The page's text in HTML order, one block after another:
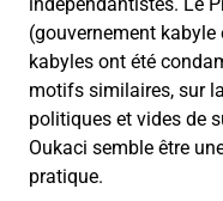
(gouvernement
kabyles ont été
motifs similaires, sur
politiques et vides de
Oukaci semble être
pratique.